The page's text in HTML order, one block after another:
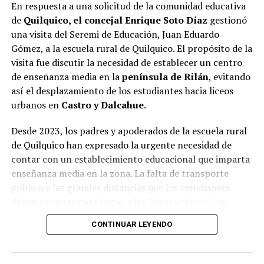
En respuesta a una solicitud de la comunidad educativa
de Quilquico, el concejal Enrique Soto Díaz gestionó
una visita del Seremi de Educación, Juan Eduardo
Gómez, a la escuela rural de Quilquico. El propósito de la
visita fue discutir la necesidad de establecer un centro
de enseñanza media en lapenínsula de Rilán, evitando
así el desplazamiento de los estudiantes hacia liceos
urbanos en Castro y Dalcahue.
Desde 2023, los padres y apoderados de la escuela rural
de Quilquico han expresado la urgente necesidad de
contar con un establecimiento educacional que imparta
enseñanza media en la zona. La falta de transporte
público y las grandes distancias que los estudiantes
generado preocupaciones sobre el desapego familiar y el
aumento de la deserción escolar.
Durante la visita, el Seremi de Educación pudo conocer
CONTINUAR LEYENDO